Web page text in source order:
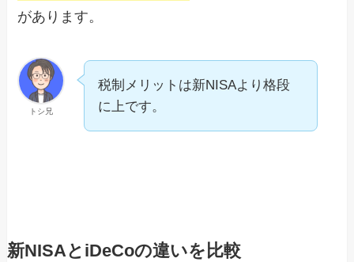
があります。
トシ兄
税制メリットは新NISAより格段
に上です。
新NISAとiDeCoの違いを比較